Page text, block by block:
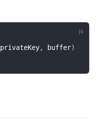
privateKey, buffer)